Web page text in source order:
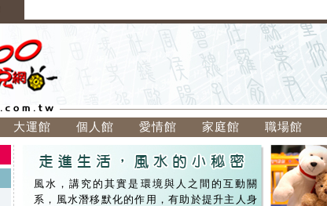
大運館 個人館 愛情館 家庭館 職場館
風水，講究的其實是環境與人之間的互動關
系，風水潛移默化的作用，有助於提升主人身